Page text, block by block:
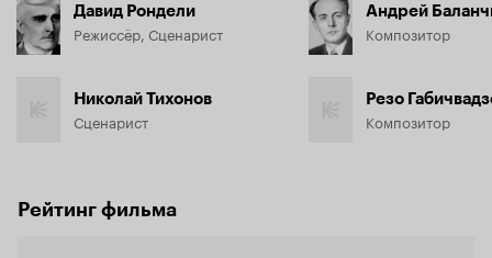
Давид Рондели
Режиссёр, Сценарист
Николай Тихонов
Сценарист
Андрей
Композитор
Резо
Композитор
Рейтинг фильма